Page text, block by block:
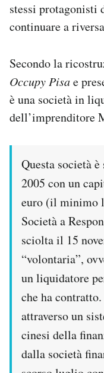
stessi protagonisti
continuare a
Secondo la
Occupy Pisae
è una società in
dell’imprenditore
Questa società
2005 con un
euro (il minimo
Società a
sciolta il 15
“volontaria”,
un liquidatore
che ha
attraverso un
cinesi della
dalla società